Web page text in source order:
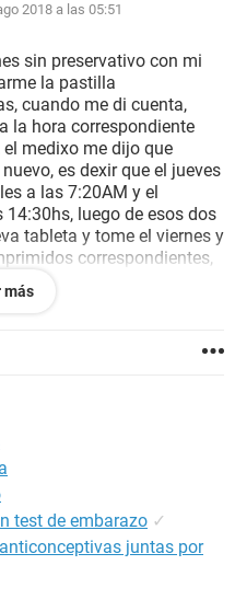
2018 a las 05:51
sin preservativo con mi
la pastilla
cuando me di cuenta,
la hora correspondiente
medixo me dijo que
es dexir que el jueves
a las 7:20AM y el
luego de esos dos
tableta y tome el viernes y
correspondientes,
mi novio sin proteccion
riesgo? Tengo que
más
test de embarazo ✓
juntas por